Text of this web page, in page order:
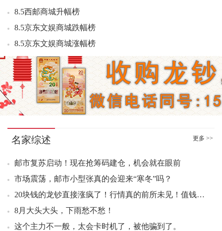
2026年8月4日中国外汇报价
2026-8-4上海金上海银行情
《梅兰芳故里—江苏泰州》普通邮资片
2026年8月3日今日跌幅排行榜
2026年8月3日今日升幅排行榜
8.5西邮商城升幅榜
8.5京东文娱商城跌幅榜
8.5京东文娱商城涨幅榜
8.5京东文娱商城钱币热销榜
8.5京东文娱商城封片热销榜
8.5京东文娱商城邮票热销榜
8.4西邮商城成交额排行
8.4西邮商城跌幅榜
名家综述 更多 >>
邮市复苏启动！现在抢筹码建仓，机会就在眼前
市场震荡，邮市小型张真的会迎来“寒冬”吗？
20块钱的龙钞直接涨疯了！行情真的前所未见！值钱的硬币，都有这几个共同点！
8月大头大头，下雨愁不愁！
这个主力不一般，太会卡时机了，被他骗到了。